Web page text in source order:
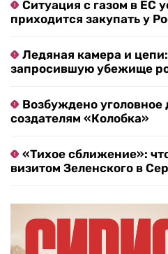
Ситуация с газом в ЕС
приходится закупать у
Ледяная камера и
запросившую убежище
Возбуждено уголовное
создателям «Колобка»
«Тихое сближение»:
визитом Зеленского в